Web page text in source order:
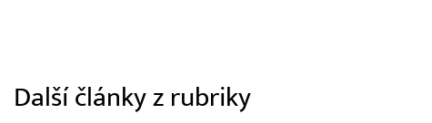
Další články z rubriky